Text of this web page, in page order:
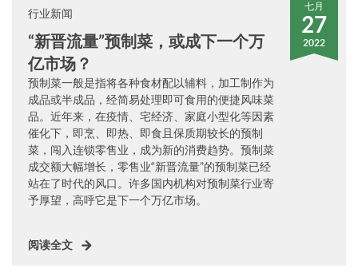
七月
27
2022
行业新闻
“新晋流量”预制菜，或成下一个万
亿市场？
预制菜一般是指将各种食材配以辅料，加工制作为
成品或半成品，经简易处理即可食用的便捷风味菜
品。近年来，在疫情、宅经济、家庭小型化等因素
催化下，即烹、即热、即食且保质期较长的预制
菜，闯入连锁零售业，成为新的消费趋势。预制菜
成交额大幅增长，零售业“新晋流量”的预制菜已经
站在了时代的风口。许多国内机构对预制菜行业寄
予厚望，高呼它是下一个万亿市场。
阅读全文